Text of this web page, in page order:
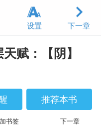
设置 下一章
赋：【阴】
推荐本书
加书签 下一章